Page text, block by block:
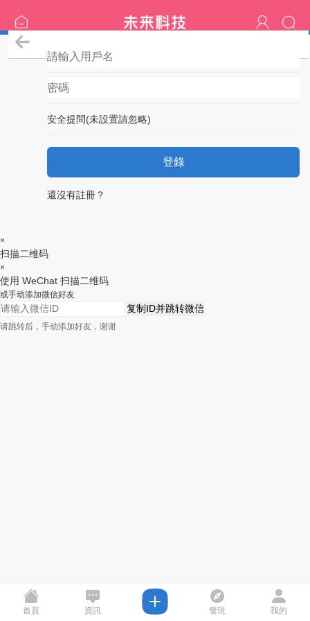
安全提問(未設置請忽略)
登錄
還沒有註冊？
×
扫描二维码
×
使用 WeChat 扫描二维码
或手动添加微信好友
复制ID并跳转微信
请跳转后，手动添加好友，谢谢
首頁 資訊 發現 我的